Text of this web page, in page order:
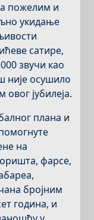
пожелим и
укидање
сатире,
звучи као
није осушило
јубилеја.
плана и
на
фарсе,
бројним
година, и